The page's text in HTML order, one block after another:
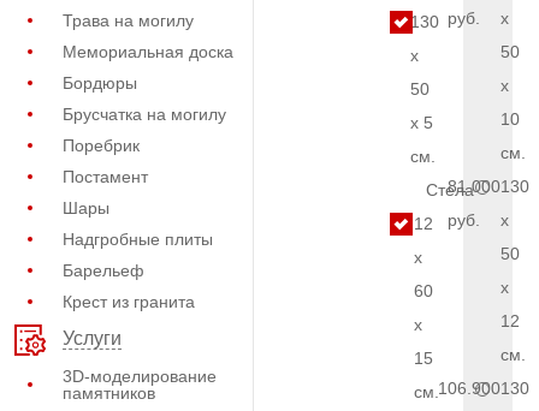
Трава на могилу
Мемориальная доска
Бордюры
Брусчатка на могилу
Поребрик
Постамент
Шары
Надгробные плиты
Барельеф
Крест из гранита
Услуги
3D-моделирование
памятников
130
x
50
x 5
см.
Стела
12
x
60
x
15
см.
руб.
x
50
x
10
см.
81.000
руб.
130
x
50
x
12
см.
106.900130